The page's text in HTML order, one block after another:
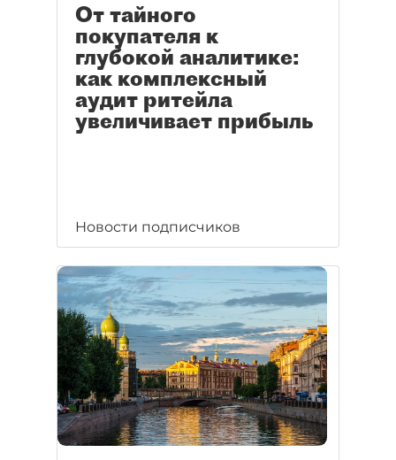
От тайного
покупателя к
глубокой аналитике:
как комплексный
аудит ритейла
увеличивает прибыль
Новости подписчиков